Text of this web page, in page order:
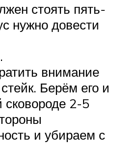
стоять пять-
нужно довести
внимание
Берём его и
сковороде 2-5
и убираем с